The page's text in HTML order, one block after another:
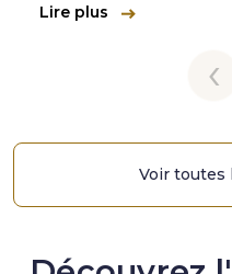
Lire plus
‹
Voir toutes